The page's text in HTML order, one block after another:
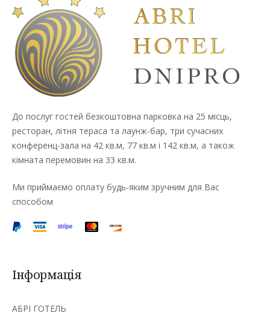
До послуг гостей безкоштовна парковка на 25 місць,
ресторан, літня тераса та лаунж-бар, три сучасних
конференц-зала на 42 кв.м, 77 кв.м і 142 кв.м, а також
кімната перемовин на 33 кв.м.
Ми приймаємо оплату будь-яким зручним для Вас
способом
Інформація
АБРІ ГОТЕЛЬ